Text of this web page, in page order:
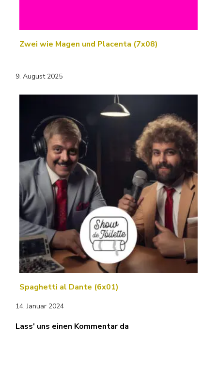
Zwei wie Magen und Placenta (7x08)
9. August 2025
Spaghetti al Dante (6x01)
14. Januar 2024
Lass' uns einen Kommentar da